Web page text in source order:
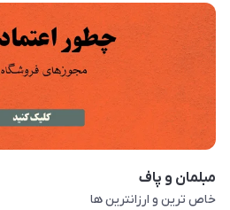
مبلمان و پاف
خاص ترین و ارزانترین ها